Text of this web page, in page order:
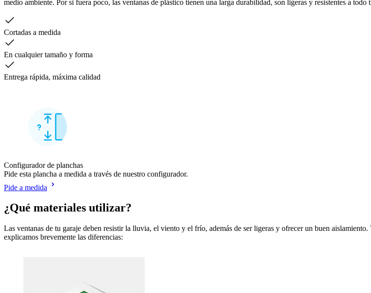
medio ambiente. Por si fuera poco, las ventanas de plástico tienen una larga durabilidad, son ligeras y resistentes a
Cortadas a medida
En cualquier tamaño y forma
Entrega rápida, máxima calidad
Configurador de planchas
Pide esta plancha a medida a través de nuestro configurador.
Pide a medida
¿Qué materiales utilizar?
Las ventanas de tu garaje deben resistir la lluvia, el viento y el frío, además de ser ligeras y ofrecer un buen
explicamos brevemente las diferencias: